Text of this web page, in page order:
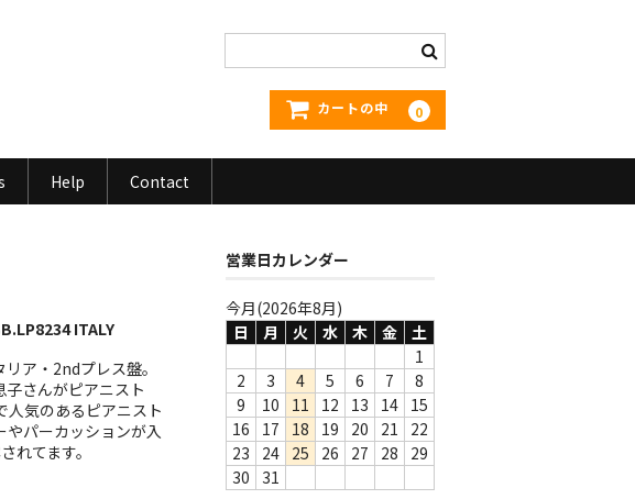
カートの中 0
Help Contact
ITALY
ア・2ndプレス盤。
さんがピアニスト
人気のあるピアニスト
やパーカッションが入
れてます。
営業日カレンダー
今月(2026年8月)
日
月 火 水 木 金
土
1
2
3 4 5 6 7
8
9
10 11 12 13 14 15
16
17 18 19 20 21
22
23
24 25 26 27 28
29
30
31